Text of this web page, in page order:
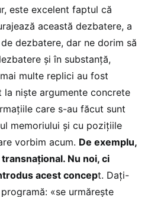
este excelent faptul că
această dezbatere, a
dezbatere, dar ne dorim să
și în substanță,
multe replici au fost
la niște argumente concrete
care s-au făcut sunt
memoriului și cu pozițiile
vorbim acum. De exemplu,
Nu noi, ci
acest concept. Dați-
«se urmărește